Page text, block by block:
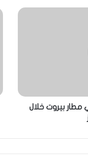
بيروت خلال